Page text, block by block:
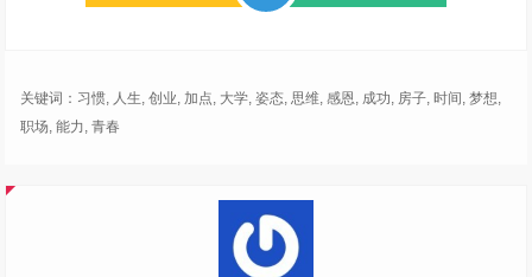
关键词： 习惯 人生 ,创业 加点 大学 ,姿态 思维 ,感恩 成功 房子 ,时间 ,梦想
职场 ,能力 ,青春